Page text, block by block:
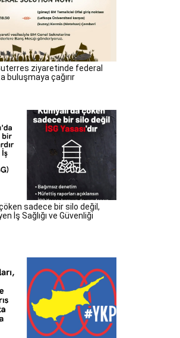
Guterres ziyaretinde federal
buluşmaya çağırır
çöken sadece bir silo değil,
İş Sağlığı ve Güvenliği